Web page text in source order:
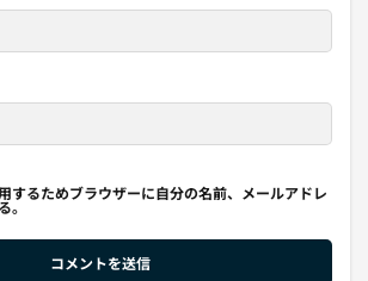
するためブラウザーに自分の名前、メールアドレ
。